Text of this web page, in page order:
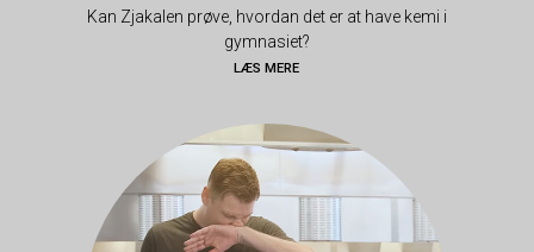
Kan Zjakalen prøve, hvordan det er at have kemi i
gymnasiet?
LÆS MERE